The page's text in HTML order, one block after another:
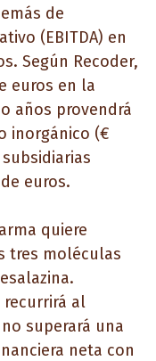
de
(EBITDA) en
Según Recoder,
euros en la
años provendrá
inorgánico (€
euros.
quiere
tres moléculas
al
superará una
neta con